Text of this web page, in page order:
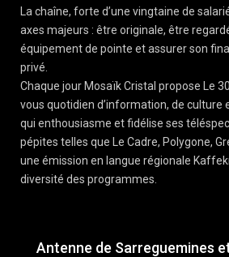
La chaîne, forte d’une vingtaine de
axes majeurs : être originale, être
équipement de pointe et assurer son
privé.
Chaque jour Mosaïk Cristal propose Le
vous quotidien d’information, de culture
qui enthousiasme et fidélise ses
pépites telles que Le Cadre, Polygone,
une émission en langue régionale
diversité des programmes.
Antenne de Sarreguemines